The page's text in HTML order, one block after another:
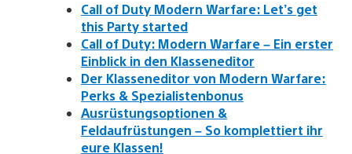
Call of Duty Modern Warfare: Let’s get
this Party started
Call of Duty: Modern Warfare – Ein erster
Einblick in den Klasseneditor
Der Klasseneditor von Modern Warfare:
Perks & Spezialistenbonus
Ausrüstungsoptionen &
Feldaufrüstungen – So komplettiert ihr
eure Klassen!